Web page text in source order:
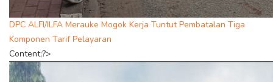
DPC ALFI/ILFA Merauke Mogok Kerja Tuntut Pembatalan Tiga
Komponen Tarif Pelayaran
Content;?>